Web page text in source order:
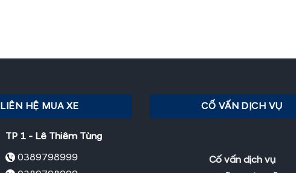
LIÊN HỆ MUA XE
TP 1 - Lê Thiêm Tùng
0389798999
CỐ VẤN DỊCH VỤ
Cố vấn dịch vụ